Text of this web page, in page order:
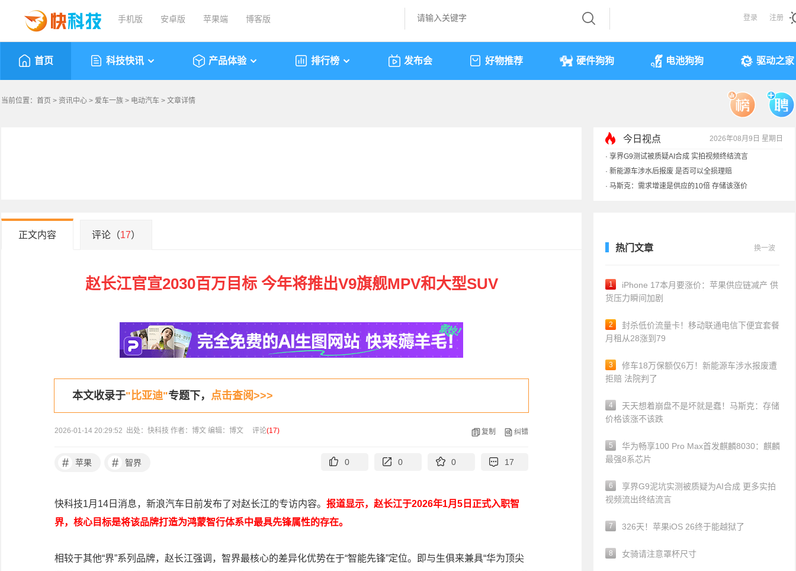
手机版 安卓版 苹果端 博客版 登录 注册
首页 科技快讯 产品体验 排行榜 发布会 好物推荐 硬件狗狗 电池狗狗 驱动之家
当前位置： 首页 > 资讯中心 > 爱车一族 > 电动汽车 > 文章详情
今日视点 2026年08月9日 星期日
·新能源车涉水后报废 是否可以全损理赔
马斯克：需求增速是供应的10倍 存储该涨价
iPhone 17本月或调价：苹果供应链减产30%
正文内容 评论（17）
赵长江官宣2030百万目标 今年将推出V9旗舰MPV和大型SUV
本文收录于"比亚迪"专题下， 点击查阅>>>
2026-01-14 20:29:52 出处：快科技 作者：博文 编辑：博文 评论(17) 复制 纠错
# 苹果 # 智界 0 0 0 17
快科技1月14日消息，新浪汽车日前发布了对赵长江的专访内容。 报道显示，赵长江于2026年1月5日正式入职智
界，核心目标是将该品牌打造为鸿蒙智行体系中最具先锋属性的存在。
相较于其他“界”系列品牌，赵长江强调，智界最核心的差异化优势在于“智能先锋”定位。即与生俱来兼具“华为顶尖
热门文章 换一波
1
iPhone 17本月要涨价：苹果供应链减产 供
货压力瞬间加剧
2
封杀低价流量卡！移动联通电信下便宜套餐
月租从28涨到79
3
修车18万保额仅6万！新能源车涉水报废遭
拒赔 法院判了
4
天天想着崩盘不是坏就是蠢！马斯克：存储
价格该涨不该跌
5
华为畅享100 Pro Max首发麒麟8030：麒麟
最强8系芯片
6
享界G9泥坑实测被质疑为AI合成 更多实拍
视频流出终结流言
7 326天！苹果iOS 26终于能越狱了
8 女骑请注意罩杯尺寸